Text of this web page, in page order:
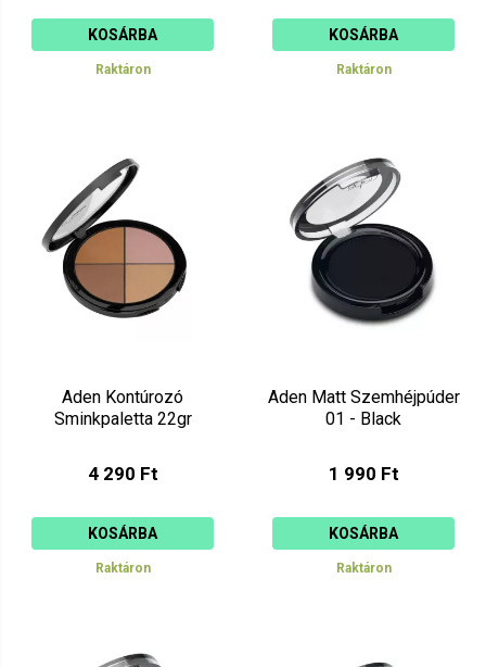
KOSÁRBA
Raktáron
KOSÁRBA
Raktáron
Aden Kontúrozó
Sminkpaletta 22gr
4 290 Ft
KOSÁRBA
Raktáron
Aden Matt Szemhéjpúder
01 - Black
1 990 Ft
KOSÁRBA
Raktáron